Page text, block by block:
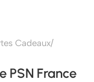
Cadeaux
PSN France